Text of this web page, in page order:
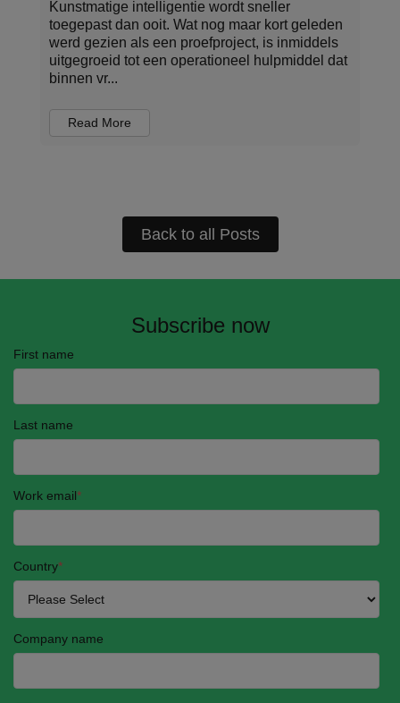
Corporate payments vormen het hart van hoe
organisaties werken, investeren en risico’s
beheren. Elke transactie bevat waardevolle
informatie: wie betaald wordt, waarvoor, onder
welke voorwaa...
Read More
Back to all Posts
Subscribe now
First name
Last name
Work email*
Country*
Company name